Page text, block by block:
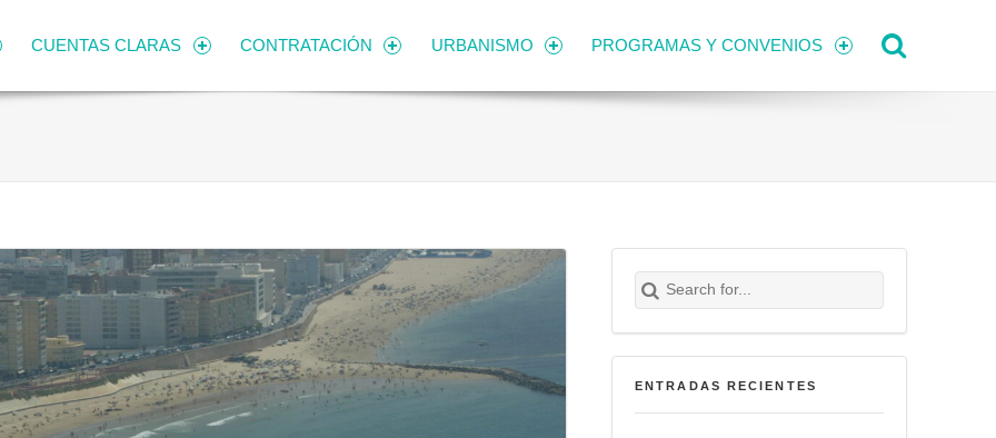
CUENTAS CLARAS CONTRATACIÓN URBANISMO PROGRAMAS Y CONVENIOS
Search for:
Buscar
ENTRADAS RECIENTES